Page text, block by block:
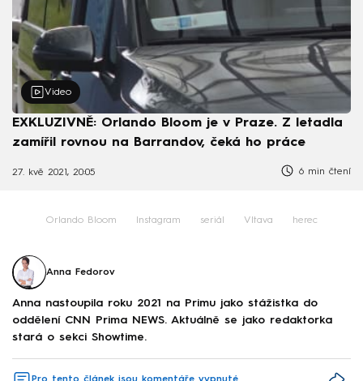
Video
EXKLUZIVNĚ: Orlando Bloom je v Praze. Z letadla
zamířil rovnou na Barrandov, čeká ho práce
27. kvě 2021, 20:05 6 min čtení
Orlando Bloom Instagram seriál Vltava herec
Anna Fedorov
Anna nastoupila roku 2021 na Primu jako stážistka do
oddělení CNN Prima NEWS. Aktuálně se jako redaktorka
stará o sekci Showtime.